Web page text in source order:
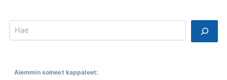
Search
Aiemmin soineet kappaleet: